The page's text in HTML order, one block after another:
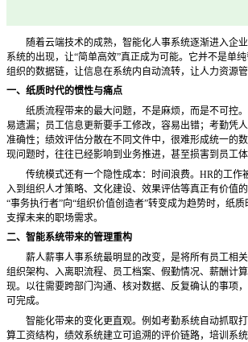
随着云端技术的成熟，智能化人事系统逐渐进入企业
系统的出现，让“简单高效”真正成为可能。它并不是单
组织的数据链，让信息在系统内自动流转，让人力资源管
一、纸质时代的惯性与痛点
纸质流程带来的最大问题，不是麻烦，而是不可控。
易遗漏；员工信息更新要手工修改，容易出错；考勤凭
准确性；绩效评估分散在不同文件中，很难形成统一的
现问题时，往往已经影响到业务推进，甚至损害到员工体
传统模式还有一个隐性成本：时间浪费。HR的工作
入到组织人才策略、文化建设、效果评估等真正有价值
“事务执行者”向“组织价值创造者”转变成为趋势时，纸
支撑未来的职场需求。
二、智能系统带来的管理重构
薪人薪事人事系统最明显的改变，是将所有员工相关
组织架构、入离职流程、员工档案、假勤情况、薪酬计
现。以往需要跨部门沟通、核对数据、反复确认的事项
可完成。
智能化带来的变化更直观。例如考勤系统自动抓取打
算工资结构，绩效系统建立可追溯的评价链路，培训系